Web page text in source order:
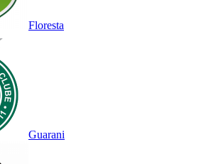
Floresta
Guarani